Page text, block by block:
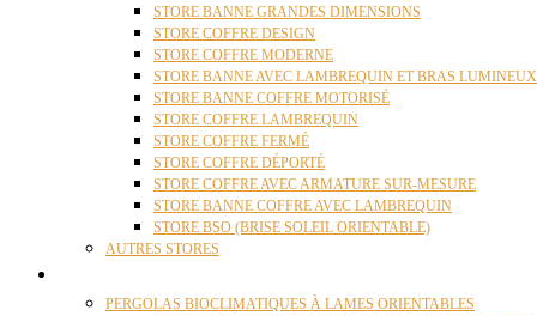
STORE BANNE GRANDES DIMENSIONS
STORE COFFRE DESIGN
STORE COFFRE MODERNE
STORE BANNE AVEC LAMBREQUIN ET BRAS LUMINEUX
STORE BANNE COFFRE MOTORISÉ
STORE COFFRE LAMBREQUIN
STORE COFFRE FERMÉ
STORE COFFRE DÉPORTÉ
STORE COFFRE AVEC ARMATURE SUR-MESURE
STORE BANNE COFFRE AVEC LAMBREQUIN
STORE BSO (BRISE SOLEIL ORIENTABLE)
AUTRES STORES
PERGOLAS BIOCLIMATIQUES À LAMES ORIENTABLES